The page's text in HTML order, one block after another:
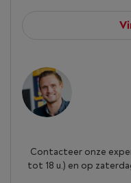
Contacteer onze
tot 18 u.) en op